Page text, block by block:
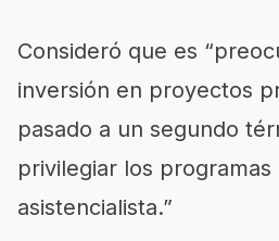
Consideró que es
inversión en proyectos
pasado a un segundo
privilegiar los
asistencialista.”